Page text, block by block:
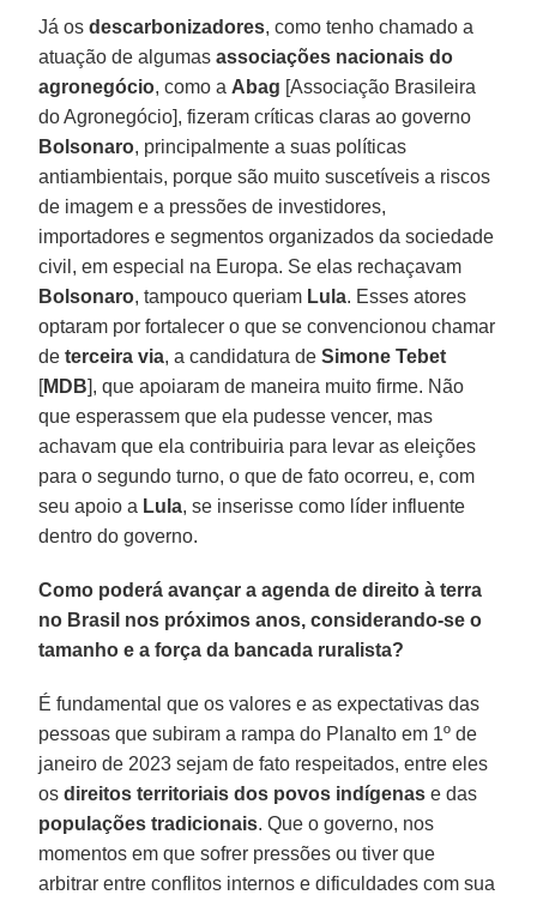
Já osdescarbonizadores, como tenho chamado a
atuação de algumasassociações nacionais do
agronegócio, como a Abag [Associação Brasileira
do Agronegócio], fizeram críticas claras ao governo
Bolsonaro, principalmente a suas políticas
antiambientais, porque são muito suscetíveis a riscos
de imagem e a pressões de investidores,
importadores e segmentos organizados da sociedade
civil, em especial na Europa. Se elas rechaçavam
Bolsonaro, tampouco queriam Lula. Esses atores
optaram por fortalecer o que se convencionou chamar
deterceira via, a candidatura deSimone Tebet
[MDB], que apoiaram de maneira muito firme. Não
que esperassem que ela pudesse vencer, mas
achavam que ela contribuiria para levar as eleições
para o segundo turno, o que de fato ocorreu, e, com
seu apoio a Lula, se inserisse como líder influente
dentro do governo.
Como poderá avançar a agenda de direito à terra
no Brasil nos próximos anos, considerando-se o
tamanho e a força da bancada ruralista?
É fundamental que os valores e as expectativas das
pessoas que subiram a rampa do Planalto em 1º de
janeiro de 2023 sejam de fato respeitados, entre eles
osdireitos territoriais dos povos indígenas e das
populações tradicionais. Que o governo, nos
momentos em que sofrer pressões ou tiver que
arbitrar entre conflitos internos e dificuldades com sua